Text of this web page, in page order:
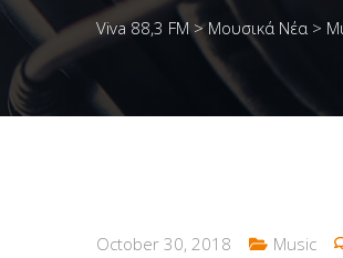
Viva 88,3 FM> Μουσικά Νέα >
October 30, 2018 Music